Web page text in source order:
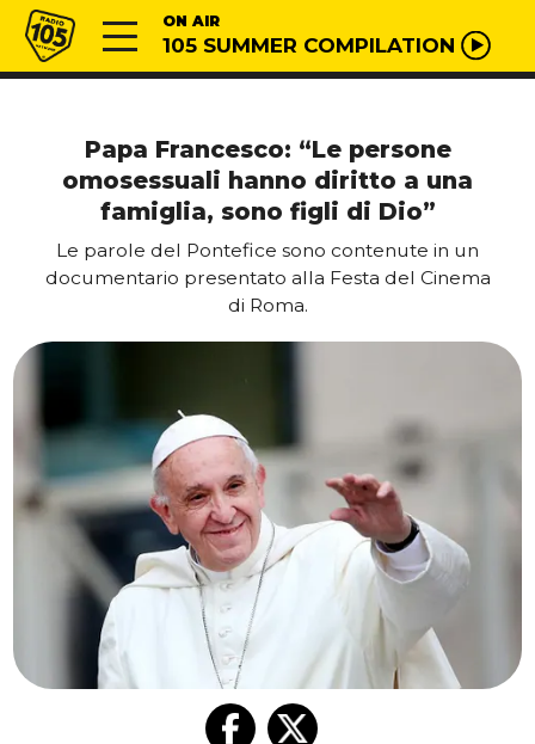
Vai al contenuto
Radio 105 ON AIR
105 SUMMER COMPILATION
Papa Francesco: “Le persone
omosessuali hanno diritto a una
famiglia, sono figli di Dio”
Le parole del Pontefice sono contenute in un
documentario presentato alla Festa del Cinema
di Roma.